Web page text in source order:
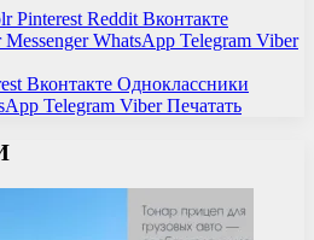
Pinterest Reddit Вконтакте
Messenger WhatsApp Telegram Viber
Вконтакте Одноклассники
Telegram Viber Печатать